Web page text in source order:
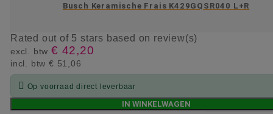
Busch Keramische Frais K429GQSR040 L+R
Rated out of 5 stars based on review(s)
excl. btw € 42,20
incl. btw € 51,06
 Op voorraad direct leverbaar
IN WINKELWAGEN